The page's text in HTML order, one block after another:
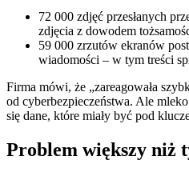
72 000 zdjęć przesłanych
zdjęcia z dowodem
59 000 zrzutów ekranów
wiadomości – w tym treści
Firma mówi, że „zareagowała
od cyberbezpieczeństwa. Ale
się dane, które miały być pod
Problem większy niż